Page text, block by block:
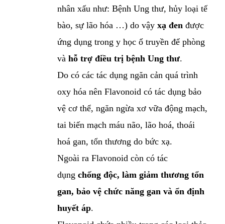
nhân xấu như: Bệnh Ung thư, hủy loại tế
bào, sự lão hóa …) do vậy xạ đen được
ứng dụng trong y học ổ truyền để phòng
và hỗ trợ điều trị bệnh Ung thư.
Do có các tác dụng ngăn cản quá trình
oxy hóa nên Flavonoid có tác dụng bảo
vệ cơ thể, ngăn ngừa xơ vữa động mạch,
tai biến mạch máu não, lão hoá, thoái
hoá gan, tổn thương do bức xạ.
Ngoài ra Flavonoid còn có tác
dụng chống độc, làm giảm thương tổn
gan, bảo vệ chức năng gan và ổn định
huyết áp.